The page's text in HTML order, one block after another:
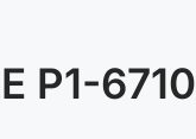
P1-6710